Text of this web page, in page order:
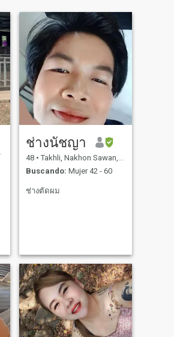
ช่างนัชญา
48 • Takhli, Nakhon Sawan, Tailandia
Buscando: Mujer 42 - 60
ช่างตัดผม